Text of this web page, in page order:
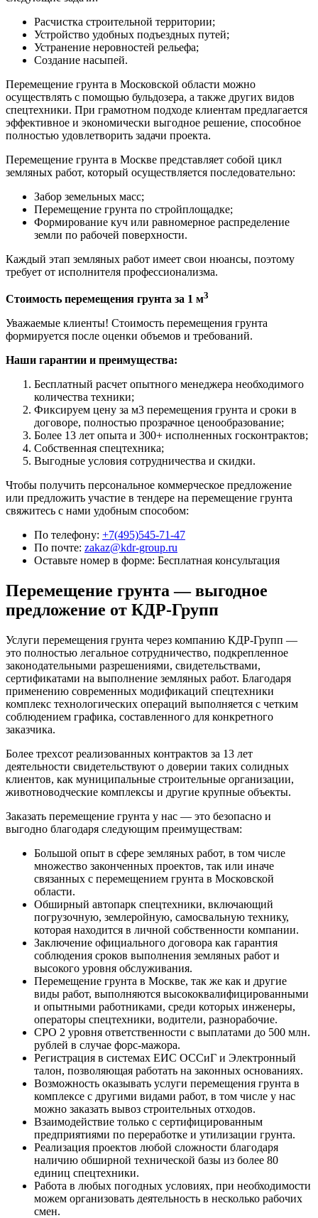
Расчистка строительной территории;
Устройство удобных подъездных путей;
Устранение неровностей рельефа;
Создание насыпей.
Перемещение грунта в Московской области можно
осуществлять с помощью бульдозера, а также других видов
спецтехники. При грамотном подходе клиентам предлагается
эффективное и экономически выгодное решение, способное
полностью удовлетворить задачи проекта.
Перемещение грунта в Москве представляет собой цикл
земляных работ, который осуществляется последовательно:
Забор земельных масс;
Перемещение грунта по стройплощадке;
Формирование куч или равномерное распределение
земли по рабочей поверхности.
Каждый этап земляных работ имеет свои нюансы, поэтому
требует от исполнителя профессионализма.
Стоимость перемещения грунта за 1 м3
Уважаемые клиенты! Стоимость перемещения грунта
формируется после оценки объемов и требований.
Наши гарантии и преимущества:
Бесплатный расчет опытного менеджера необходимого
количества техники;
Фиксируем цену за м3 перемещения грунта и сроки в
договоре, полностью прозрачное ценообразование;
Более 13 лет опыта и 300+ исполненных госконтрактов;
Собственная спецтехника;
Выгодные условия сотрудничества и скидки.
Чтобы получить персональное коммерческое предложение
или предложить участие в тендере на перемещение грунта
свяжитесь с нами удобным способом:
По телефону: +7(495)545-71-47
По почте: zakaz@kdr-group.ru
Оставьте номер в форме: Бесплатная консультация
Перемещение грунта — выгодное
предложение от КДР-Групп
Услуги перемещения грунта через компанию КДР-Групп —
это полностью легальное сотрудничество, подкрепленное
законодательными разрешениями, свидетельствами,
сертификатами на выполнение земляных работ. Благодаря
применению современных модификаций спецтехники
комплекс технологических операций выполняется с четким
соблюдением графика, составленного для конкретного
заказчика.
Более трехсот реализованных контрактов за 13 лет
деятельности свидетельствуют о доверии таких солидных
клиентов, как муниципальные строительные организации,
животноводческие комплексы и другие крупные объекты.
Заказать перемещение грунта у нас — это безопасно и
выгодно благодаря следующим преимуществам:
Большой опыт в сфере земляных работ, в том числе
множество законченных проектов, так или иначе
связанных с перемещением грунта в Московской
области.
Обширный автопарк спецтехники, включающий
погрузочную, землеройную, самосвальную технику,
которая находится в личной собственности компании.
Заключение официального договора как гарантия
соблюдения сроков выполнения земляных работ и
высокого уровня обслуживания.
Перемещение грунта в Москве, так же как и другие
виды работ, выполняются высококвалифицированными
и опытными работниками, среди которых инженеры,
операторы спецтехники, водители, разнорабочие.
СРО 2 уровня ответственности с выплатами до 500 млн.
рублей в случае форс-мажора.
Регистрация в системах ЕИС ОССиГ и Электронный
талон, позволяющая работать на законных основаниях.
Возможность оказывать услуги перемещения грунта в
комплексе с другими видами работ, в том числе у нас
можно заказать вывоз строительных отходов.
Взаимодействие только с сертифицированным
предприятиями по переработке и утилизации грунта.
Реализация проектов любой сложности благодаря
наличию обширной технической базы из более 80
единиц спецтехники.
Работа в любых погодных условиях, при необходимости
можем организовать деятельность в несколько рабочих
смен.